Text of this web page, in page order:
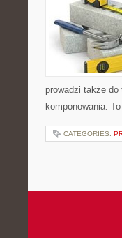
prowadzi także
komponowania.
CATEGORIES: